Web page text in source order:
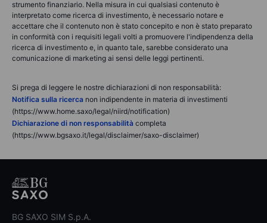
strumento finanziario. Nella misura in cui qualsiasi contenuto è
interpretato come ricerca di investimento, è necessario notare e
accettare che il contenuto non è stato concepito e non è stato preparato
in conformità con i requisiti legali volti a promuovere l'indipendenza della
ricerca di investimento e, in quanto tale, sarebbe considerato una
comunicazione di marketing ai sensi delle leggi pertinenti.
Si prega di leggere le nostre dichiarazioni di non responsabilità:
Notifica sulla ricerca non indipendente in materia di investimenti
(https://www.home.saxo/legal/niird/notification)
Dichiarazione di non responsabilità completa
(https://www.bgsaxo.it/legal/disclaimer/saxo-disclaimer)
BG SAXO SIM S.p.A.